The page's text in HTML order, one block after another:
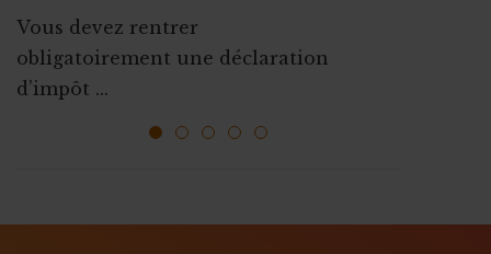
Vous devez rentrer
obligatoirement une déclaration
d’impôt ...
Que ce soit pour augmenter vos
ressources, vous faire connaî...
La plupart des mesures d’aides à
l’emploi sont mises ...
1 2 3 4